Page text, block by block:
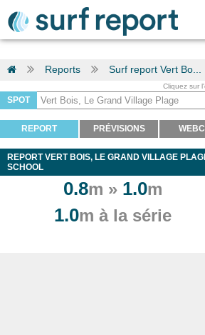
Reports Surf report Vert Bo...
Cliquez sur
SPOT
REPORT PRÉVISIONS
REPORT VERT BOIS, LE GRAND VILLAGE
SCHOOL
0.8m » 1.0m
1.0m à la série